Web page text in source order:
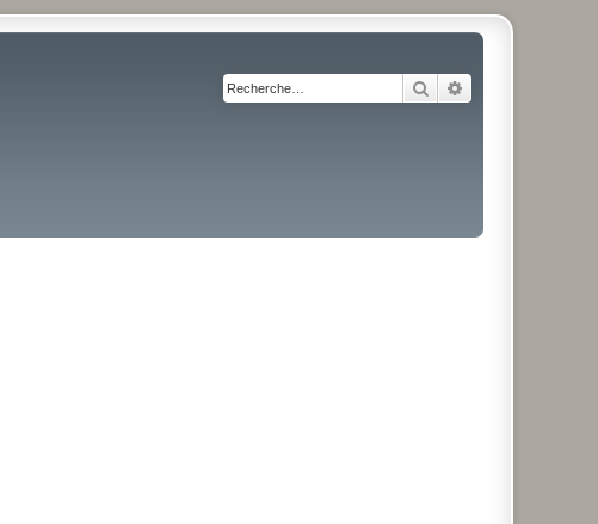
Rechercher